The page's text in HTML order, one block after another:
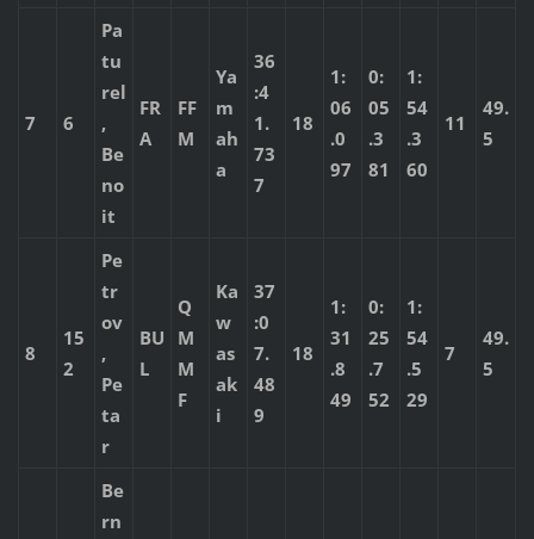
7 6
Pa
tu
rel
,
Be
no
it
FR
A
FF
M
Ya
m
ah
a
36
:4
1.
73
7
18
1:
06
.0
97
0:
05
.3
81
1:
54
.3
60
11
49.
5
8
15
2
Pe
tr
ov
,
Pe
ta
r
BU
L
Q
M
M
F
Ka
w
as
ak
i
37
:0
7.
48
9
18
1:
31
.8
49
0:
25
.7
52
1:
54
.5
29
7
49.
5
Be
rn